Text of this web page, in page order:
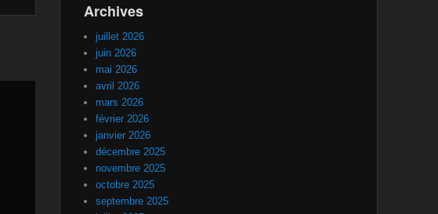
Archives
juillet 2026
juin 2026
mai 2026
avril 2026
mars 2026
février 2026
janvier 2026
décembre 2025
novembre 2025
octobre 2025
septembre 2025